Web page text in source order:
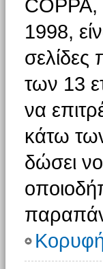
COPPA,
1998,
των 13
να
κάτω
δώσει